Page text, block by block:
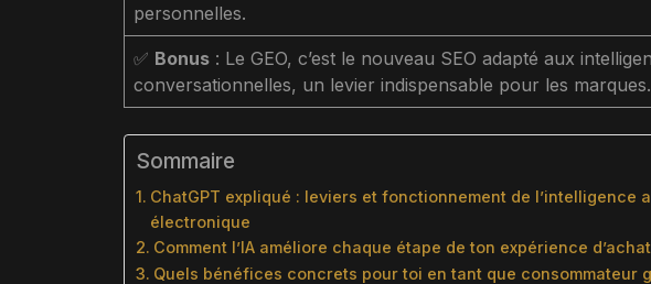
personnelles.
✅ Bonus : Le GEO, c’est le nouveau SEO adapté aux
conversationnelles, un levier indispensable pour les marques.
Sommaire
ChatGPT expliqué : leviers et fonctionnement de
électronique
Comment l’IA améliore chaque étape de ton expérience
Quels bénéfices concrets pour toi en tant que consommateur